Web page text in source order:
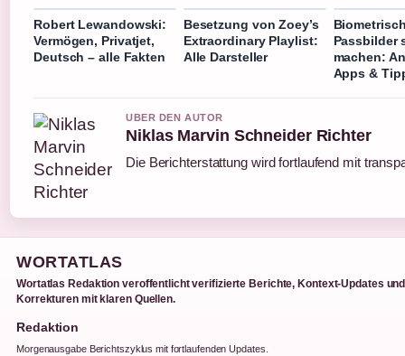
Robert Lewandowski:
Vermögen, Privatjet,
Deutsch – alle Fakten
Besetzung von Zoey’s
Extraordinary Playlist:
Alle Darsteller
Passbilder
machen:
Apps &
UBER DEN AUTOR
Niklas Marvin Schneider Richter
Die Berichterstattung wird fortlaufend mit
WORTATLAS
Wortatlas Redaktion veroffentlicht verifizierte Berichte, Kontext-Updates und
Korrekturen mit klaren Quellen.
Redaktion
Morgenausgabe Berichtszyklus mit fortlaufenden Updates.